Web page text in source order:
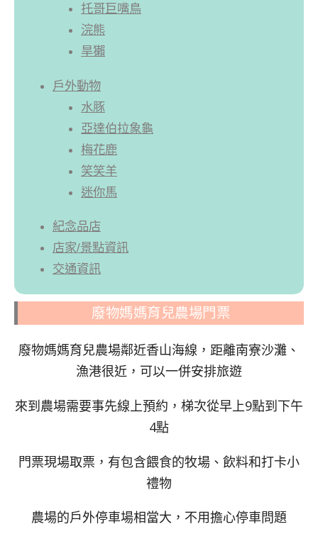
托哥巨嘴鳥
浣熊
旱獺
戶外動物
水豚
亞達伯拉象龜
梅花鹿
笑笑羊
迷你馬
紀念品店
店家/景點資訊
交通資訊
廢物媽媽育兒農場門票
廢物媽媽育兒農場鄰近香山海線，距離南寮沙灘、
漁港很近，可以一併安排旅遊
來到農場需要事先線上預約，梯次從早上9點到下午
4點
門票現場取票，有包含餵食的牧場、飲料和打卡小
禮物
農場的戶外停車場相當大，不用擔心停車問題